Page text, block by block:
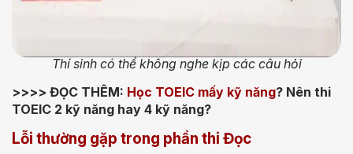
Thí sinh có thể không nghe kịp các câu hỏi
>>>> ĐỌC THÊM: Học TOEIC mấy kỹ năng? Nên thi
TOEIC 2 kỹ năng hay 4 kỹ năng?
Lỗi thường gặp trong phần thi Đọc